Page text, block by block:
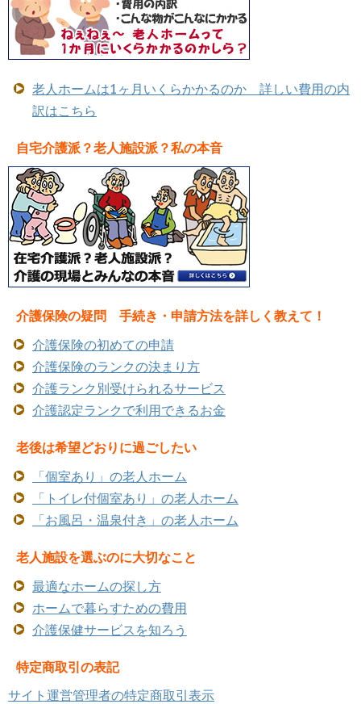
老人ホームは1ヶ月いくらかかるのか 詳しい費用の内
訳はこちら
自宅介護派？老人施設派？私の本音
介護保険の疑問 手続き・申請方法を詳しく教えて！
介護保険の初めての申請
介護保険のランクの決まり方
介護ランク別受けられるサービス
介護認定ランクで利用できるお金
老後は希望どおりに過ごしたい
「個室あり」の老人ホーム
「トイレ付個室あり」の老人ホーム
「お風呂・温泉付き」の老人ホーム
老人施設を選ぶのに大切なこと
最適なホームの探し方
ホームで暮らすための費用
介護保健サービスを知ろう
特定商取引の表記
サイト運営管理者の特定商取引表示